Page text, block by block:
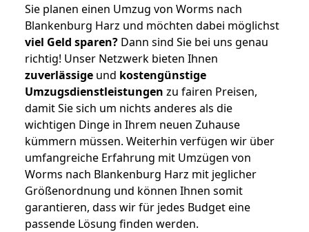
Sie planen einen Umzug von Worms nach
Blankenburg Harz und möchten dabei möglichst
viel Geld sparen? Dann sind Sie bei uns genau
richtig! Unser Netzwerk bieten Ihnen
zuverlässige und kostengünstige
Umzugsdienstleistungen zu fairen Preisen,
damit Sie sich um nichts anderes als die
wichtigen Dinge in Ihrem neuen Zuhause
kümmern müssen. Weiterhin verfügen wir über
umfangreiche Erfahrung mit Umzügen von
Worms nach Blankenburg Harz mit jeglicher
Größenordnung und können Ihnen somit
garantieren, dass wir für jedes Budget eine
passende Lösung finden werden.